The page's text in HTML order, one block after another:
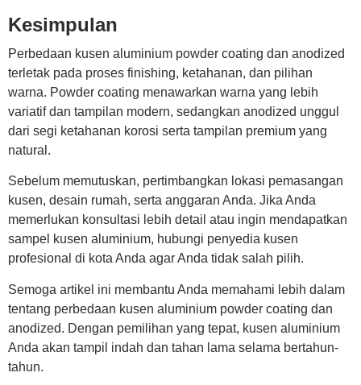
Kesimpulan
Perbedaan kusen aluminium powder coating dan anodized
terletak pada proses finishing, ketahanan, dan pilihan
warna. Powder coating menawarkan warna yang lebih
variatif dan tampilan modern, sedangkan anodized unggul
dari segi ketahanan korosi serta tampilan premium yang
natural.
Sebelum memutuskan, pertimbangkan lokasi pemasangan
kusen, desain rumah, serta anggaran Anda. Jika Anda
memerlukan konsultasi lebih detail atau ingin mendapatkan
sampel kusen aluminium, hubungi penyedia kusen
profesional di kota Anda agar Anda tidak salah pilih.
Semoga artikel ini membantu Anda memahami lebih dalam
tentang perbedaan kusen aluminium powder coating dan
anodized. Dengan pemilihan yang tepat, kusen aluminium
Anda akan tampil indah dan tahan lama selama bertahun-
tahun.